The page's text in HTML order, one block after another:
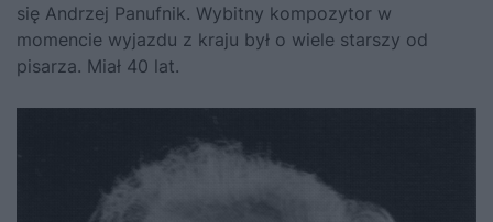
się Andrzej Panufnik. Wybitny kompozytor w
momencie wyjazdu z kraju był o wiele starszy od
pisarza. Miał 40 lat.